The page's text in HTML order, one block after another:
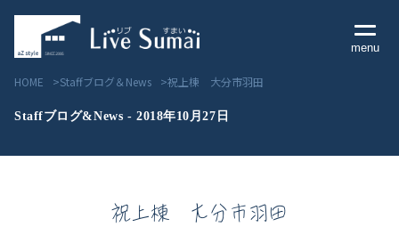
menu
Livesumai 住宅標準性能
HOME Staffブログ＆News 祝上棟 大分市羽田
Staffブログ&News - 2018年10月27日
祝上棟 大分市羽田